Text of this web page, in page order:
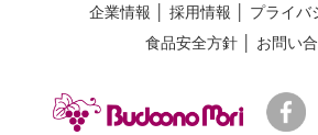
企業情報 採用情報
プライバ
食品安全方針│ お問い